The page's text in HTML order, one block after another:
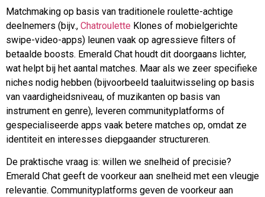
Matchmaking op basis van traditionele roulette-achtige
deelnemers (bijv., Chatroulette Klones of mobielgerichte
swipe-video-apps) leunen vaak op agressieve filters of
betaalde boosts. Emerald Chat houdt dit doorgaans lichter,
wat helpt bij het aantal matches. Maar als we zeer specifieke
niches nodig hebben (bijvoorbeeld taaluitwisseling op basis
van vaardigheidsniveau, of muzikanten op basis van
instrument en genre), leveren communityplatforms of
gespecialiseerde apps vaak betere matches op, omdat ze
identiteit en interesses diepgaander structureren.
De praktische vraag is: willen we snelheid of precisie?
Emerald Chat geeft de voorkeur aan snelheid met een vleugje
relevantie. Communityplatforms geven de voorkeur aan